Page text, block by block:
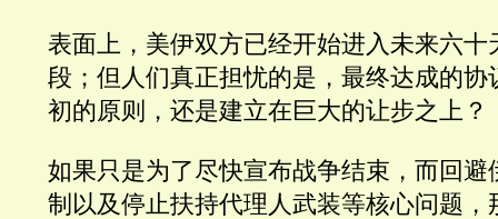
表面上，美伊双方已经开始进入未来六十
段；但人们真正担忧的是，最终达成的协
初的原则，还是建立在巨大的让步之上？
如果只是为了尽快宣布战争结束，而回避
制以及停止扶持代理人武装等核心问题，